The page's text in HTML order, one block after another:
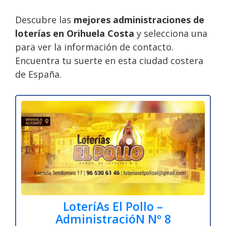
Descubre las mejores administraciones de
loterías en Orihuela Costa y selecciona una
para ver la información de contacto.
Encuentra tu suerte en esta ciudad costera
de España.
LoteríAs El Pollo –
AdministracióN Nº 8